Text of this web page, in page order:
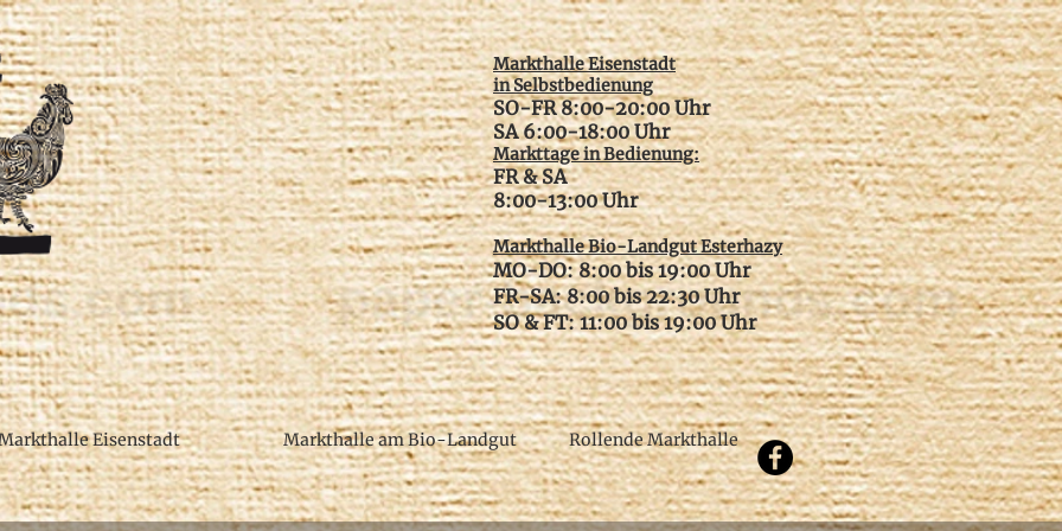
Markthalle Eisenstadt
in Selbstbedienung
SO-FR 8:00-20:00 Uhr
SA 6:00-18:00 Uhr
Markttage in Bedienung:
FR & SA
​8:00-13:00 Uhr
Markthalle Bio-Landgut Esterhazy
MO-DO: 8:00 bis 19:00 Uhr
FR-SA: 8:00 bis 22:30 Uhr
SO & FT: 11:00 bis 19:00 Uhr
Eisenstadt Markthalle am Bio-Landgut Rollende Markthalle